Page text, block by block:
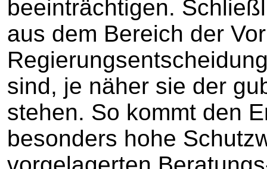
beeinträchtigen.
aus dem Bereich der
sind, je näher sie der
stehen. So kommt den
besonders hohe